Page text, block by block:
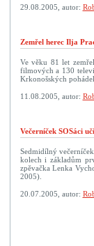
29.08.2005, autor:
Zemřel herec Ilja
Ve věku 81 let
filmových a 130
Krkonošských
11.08.2005, autor:
Večerníček SOSáci
Sedmidílný
kolech i základům
zpěvačka Lenka
2005).
20.07.2005, autor: